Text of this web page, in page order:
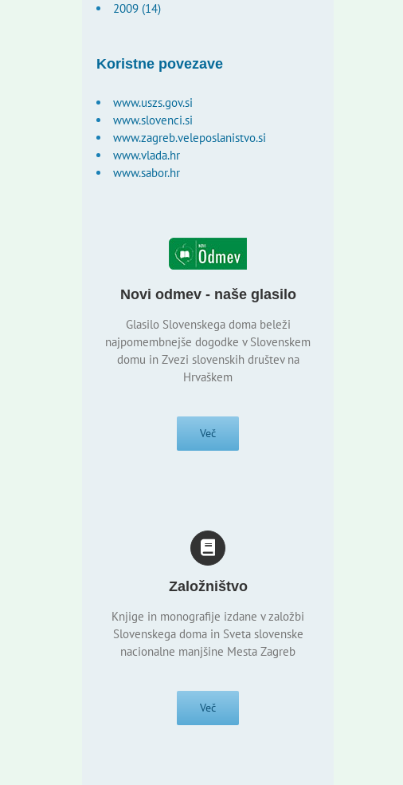
2009 (14)
Koristne povezave
www.uszs.gov.si
www.slovenci.si
www.zagreb.veleposlanistvo.si
www.vlada.hr
www.sabor.hr
Novi odmev - naše glasilo
Glasilo Slovenskega doma beleži
najpomembnejše dogodke v Slovenskem
domu in Zvezi slovenskih društev na
Hrvaškem
Več
Založništvo
Knjige in monografije izdane v založbi
Slovenskega doma in Sveta slovenske
nacionalne manjšine Mesta Zagreb
Več